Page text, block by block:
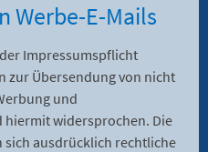
Werbe-E-Mails
Impressumspflicht
zur Übersendung von nicht
und
widersprochen. Die
sich ausdrücklich rechtliche